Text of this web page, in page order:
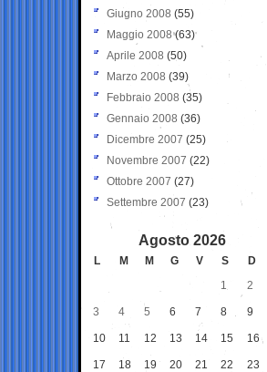
Giugno 2008 (55)
Maggio 2008(63)
Aprile 2008 (50)
Marzo 2008 (39)
Febbraio 2008 (35)
Gennaio 2008 (36)
Dicembre 2007 (25)
Novembre 2007 (22)
Ottobre 2007 (27)
Settembre 2007 (23)
Agosto 2026
L M M G V S
D
1
2
3 4 5 6 7 8 9
10 11 12 13 14 15 16
17 18 19 20 21 22 23